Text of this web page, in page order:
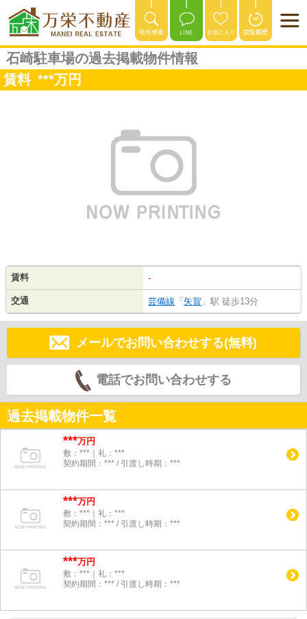
石崎駐車場の過去掲載物件情報
賃料 ***万円
賃料 -
交通 芸備線 「矢賀 」駅 徒歩13分
メールでお問い合わせする(無料)
電話でお問い合わせする
過去掲載物件一覧
***万円
敷：***｜礼：***
契約期間：*** / 引渡し時期：***
***万円
敷：***｜礼：***
契約期間：*** / 引渡し時期：***
***万円
敷：***｜礼：***
契約期間：*** / 引渡し時期：***